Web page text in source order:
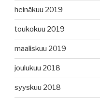
heinäkuu 2019
toukokuu 2019
maaliskuu 2019
joulukuu 2018
syyskuu 2018